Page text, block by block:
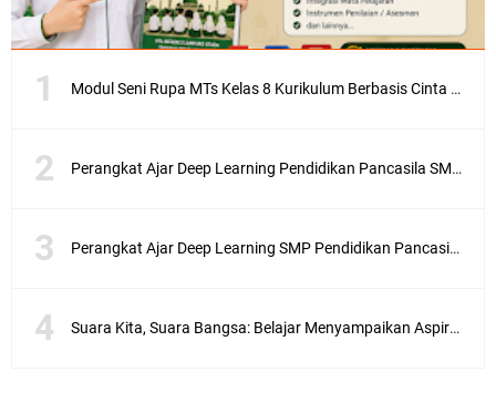
Modul Seni Rupa MTs Kelas 8 Kurikulum Berbasis Cinta (KBC) Terlengkap Semester 1 dan 2
Perangkat Ajar Deep Learning Pendidikan Pancasila SMA/MA Kelas X, XI, XII Lengkap
Perangkat Ajar Deep Learning SMP Pendidikan Pancasila Kelas 7, 8, 9 Lengkap CP 046/H/KR/2025
Suara Kita, Suara Bangsa: Belajar Menyampaikan Aspirasi dengan Bijak